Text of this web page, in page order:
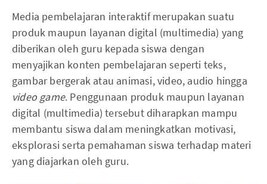
Media pembelajaran interaktif merupakan suatu
produk maupun layanan digital (multimedia) yang
diberikan oleh guru kepada siswa dengan
menyajikan konten pembelajaran seperti teks,
gambar bergerak atau animasi, video, audio hingga
video game. Penggunaan produk maupun layanan
digital (multimedia) tersebut diharapkan mampu
membantu siswa dalam meningkatkan motivasi,
eksplorasi serta pemahaman siswa terhadap materi
yang diajarkan oleh guru.